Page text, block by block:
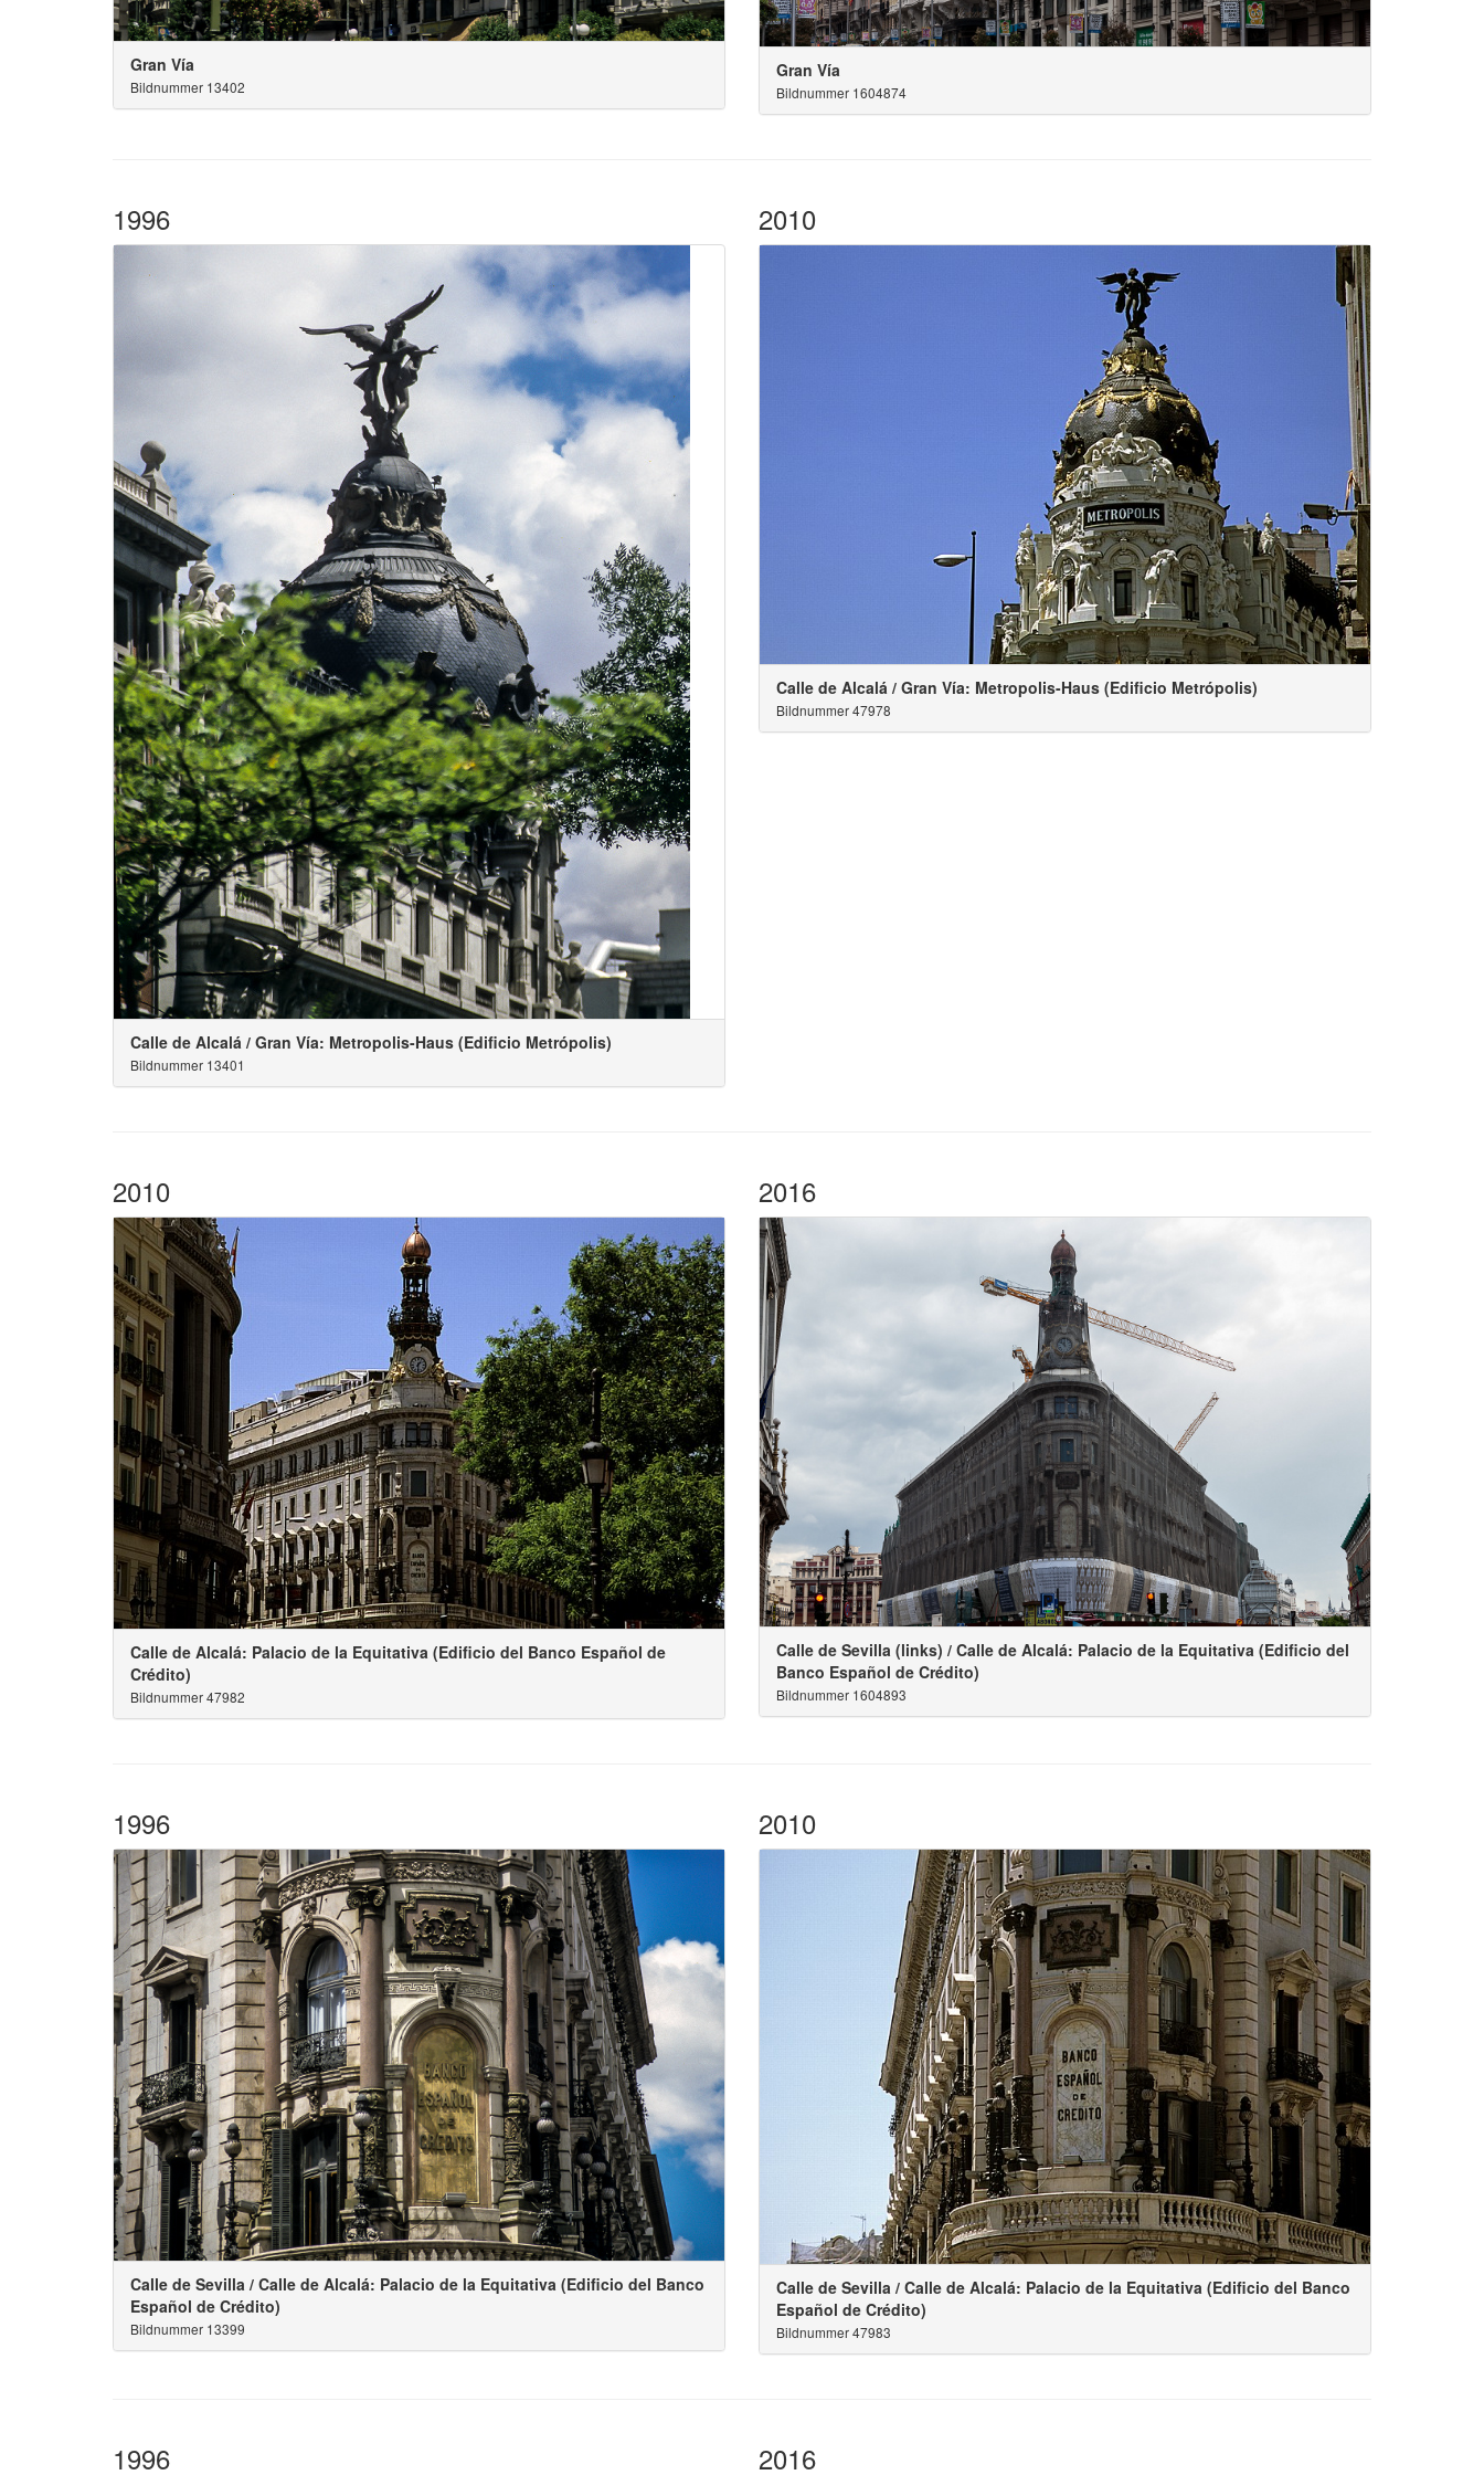
Gran Vía
Bildnummer 13402
Gran Vía
Bildnummer 1604874
1996
Calle de Alcalá / Gran Vía: Metropolis-Haus (Edificio Metrópolis)
Bildnummer 13401
2010
Calle de Alcalá / Gran Vía: Metropolis-Haus (Edificio Metrópolis)
Bildnummer 47978
2010
Calle de Alcalá: Palacio de la Equitativa (Edificio del Banco Español de
Crédito)
Bildnummer 47982
2016
Calle de Sevilla (links) / Calle de Alcalá: Palacio de la Equitativa (Edificio del
Banco Español de Crédito)
Bildnummer 1604893
1996
Calle de Sevilla / Calle de Alcalá: Palacio de la Equitativa (Edificio del Banco
Español de Crédito)
Bildnummer 13399
2010
Calle de Sevilla / Calle de Alcalá: Palacio de la Equitativa (Edificio del Banco
Español de Crédito)
Bildnummer 47983
1996 2016